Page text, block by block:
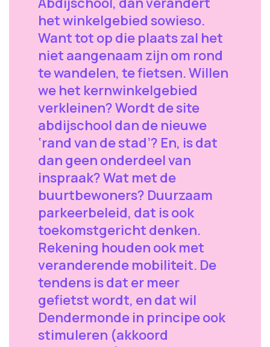
het winkelgebied sowieso.
Want tot op die plaats zal het
niet aangenaam zijn om rond
te wandelen, te fietsen. Willen
we het kernwinkelgebied
verkleinen? Wordt de site
abdijschool dan de nieuwe
‘rand van de stad’? En, is dat
dan geen onderdeel van
inspraak? Wat met de
buurtbewoners? Duurzaam
parkeerbeleid, dat is ook
toekomstgericht denken.
Rekening houden ook met
veranderende mobiliteit. De
tendens is dat er meer
gefietst wordt, en dat wil
Dendermonde in principe ook
stimuleren (akkoord